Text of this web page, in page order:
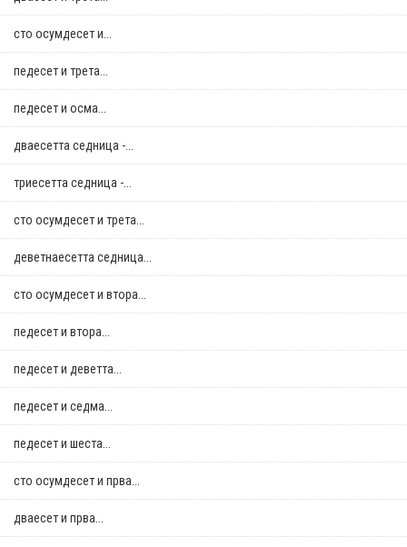
сто осумдесет и...
педесет и трета...
педесет и осма...
дваесетта седница -...
триесетта седница -...
сто осумдесет и трета...
деветнаесетта седница...
сто осумдесет и втора...
педесет и втора...
педесет и деветта...
педесет и седма...
педесет и шеста...
сто осумдесет и прва...
дваесет и прва...